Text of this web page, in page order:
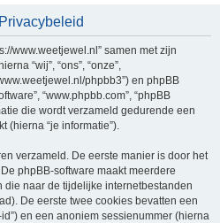
www.weetjewel.nl” samen met zijn
“wij”, “ons”, “onze”,
phpbb3”) en phpBB
“www.phpbb.com”, “phpBB
die wordt verzameld gedurende een
(hierna “je informatie”).
verzameld. De eerste manier is door het
phpBB-software maakt meerdere
naar de tijdelijke internetbestanden
De eerste twee cookies bevatten een
en een anoniem sessienummer (hierna